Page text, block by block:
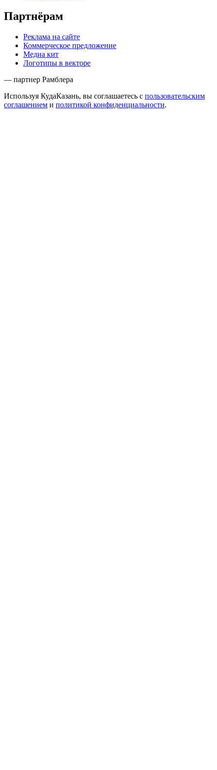
Партнёрам
Реклама на сайте
Коммерческое предложение
Медиа кит
Логотипы в векторе
— партнер Рамблера
Используя КудаКазань, вы соглашаетесь с пользовательским
соглашением и политикой конфиденциальности.